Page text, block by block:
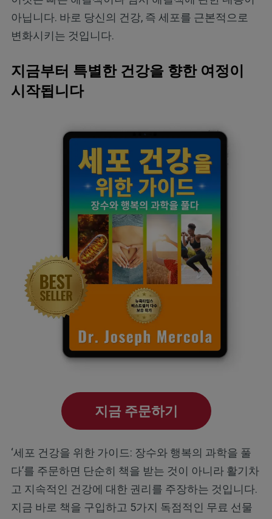
아닙니다. 바로 당신의 건강, 즉 세포를 근본적으로
변화시키는 것입니다.
지금부터 특별한 건강을 향한 여정이
시작됩니다
지금 주문하기
‘세포 건강을 위한 가이드: 장수와 행복의 과학을 풀
다’를 주문하면 단순히 책을 받는 것이 아니라 활기차
고 지속적인 건강에 대한 권리를 주장하는 것입니다.
지금 바로 책을 구입하고 5가지 독점적인 무료 선물